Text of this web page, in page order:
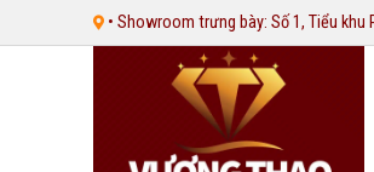
qua
• Showroom trưng bày: Số 1, Tiểu khu